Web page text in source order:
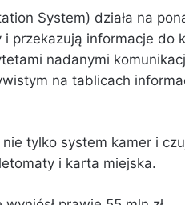
System) działa na
przekazują informacje do
nadanymi
na tablicach
tylko system kamer i
i karta miejska.